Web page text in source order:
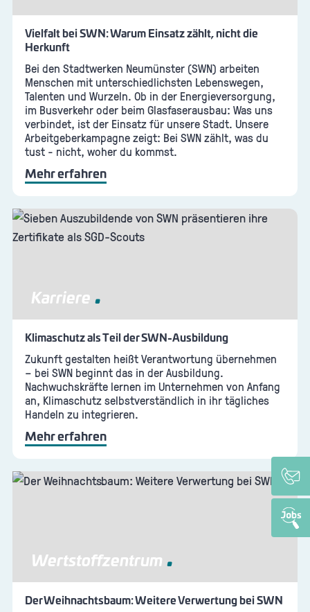
Vielfalt bei SWN: Warum Einsatz zählt, nicht die
Herkunft
Bei den Stadtwerken Neumünster (SWN) arbeiten
Menschen mit unterschiedlichsten Lebenswegen,
Talenten und Wurzeln. Ob in der Energieversorgung,
im Busverkehr oder beim Glasfaserausbau: Was uns
verbindet, ist der Einsatz für unsere Stadt. Unsere
Arbeitgeberkampagne zeigt: Bei SWN zählt, was du
tust - nicht, woher du kommst.
Mehr erfahren
Karriere
Klimaschutz als Teil der SWN-Ausbildung
Zukunft gestalten heißt Verantwortung übernehmen
– bei SWN beginnt das in der Ausbildung.
Nachwuchskräfte lernen im Unternehmen von Anfang
an, Klimaschutz selbstverständlich in ihr tägliches
Handeln zu integrieren.
Mehr erfahren
Wertstoffzentrum
Der Weihnachtsbaum: Weitere Verwertung bei SWN